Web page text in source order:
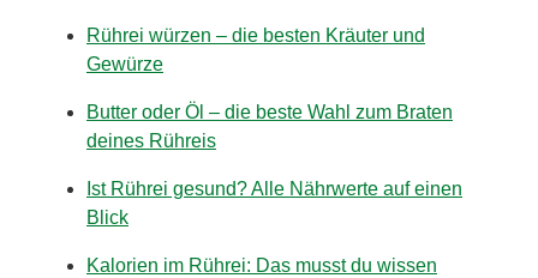
Rührei würzen – die besten Kräuter und
Gewürze
Butter oder Öl – die beste Wahl zum Braten
deines Rühreis
Ist Rührei gesund? Alle Nährwerte auf einen
Blick
Kalorien im Rührei: Das musst du wissen